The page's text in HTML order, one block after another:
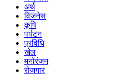
अर्थ
विजनेस
कृषि
पर्यटन
प्रविधि
खेल
मनोरंजन
रोजगार